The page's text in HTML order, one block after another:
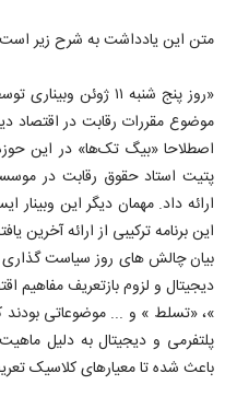
متن این یادداشت به شرح زیر
«روز پنج شنبه ۱۱
موضوع مقررات رقابت در اقتصاد
اصطلاحا «بیگ تک‌ها» در این
پتیت استاد حقوق رقابت در
ارائه داد. مهمان دیگر این وبینار
این برنامه ترکیبی از ارائه آخرین
بیان چالش های روز سیاست گذاری
دیجیتال و لزوم بازتعریف مفاهیم
»، «تسلط » و ... موضوعاتی بودند
پلتفرمی و دیجیتال به دلیل
باعث شده تا معیارهای کلاسیک